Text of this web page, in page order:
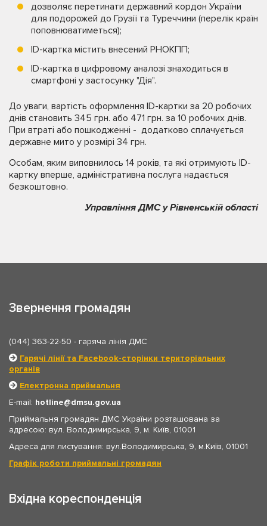
дозволяє перетинати державний кордон України
для подорожей до Грузії та Туреччини (перелік країн
поповнюватиметься);
ID-картка містить внесений РНОКПП;
ID-картка в цифровому аналозі знаходиться в
смартфоні у застосунку "Дія".
До уваги, вартість оформлення ID-картки за 20 робочих
днів становить 345 грн. або 471 грн. за 10 робочих днів.
При втраті або пошкодженні - додатково сплачується
державне мито у розмірі 34 грн.
Особам, яким виповнилось 14 років, та які отримують ID-
картку вперше, адміністративна послуга надається
безкоштовно.
Управління ДМС у Рівненській області
Звернення громадян
(044) 363-22-50 - гаряча лінія ДМС
Гарячі лінії та Facebook-сторінки територіальних
органів
Електронна приймальня
E-mail: hotline
dmsu.gov.ua
Приймальня громадян ДМС України розташована за
адресою: вул. Володимирська, 9, м. Київ, 01001
Адреса для листування: вул.Володимирська, 9, м.Київ, 01001
Графік роботи приймальні громадян
Вхідна кореспонденція